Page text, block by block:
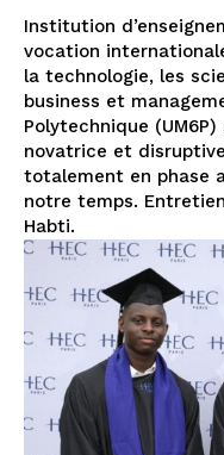
Institution
vocation
la technologie, les
business et
Polytechnique
novatrice et
totalement en phase
notre temps.
Habti.